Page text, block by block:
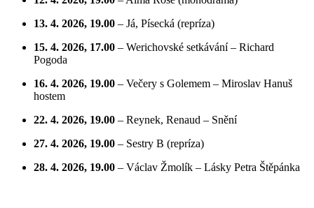
13. 4. 2026, 19.00 – Já, Písecká (repríza)
15. 4. 2026, 17.00 – Werichovské setkávání – Richard
Pogoda
16. 4. 2026, 19.00 – Večery s Golemem – Miroslav Hanuš
hostem
22. 4. 2026, 19.00 – Reynek, Renaud – Snění
27. 4. 2026, 19.00 – Sestry B (repríza)
28. 4. 2026, 19.00 – Václav Žmolík – Lásky Petra Štěpánka